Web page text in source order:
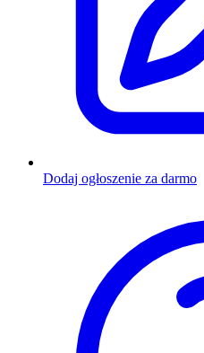
Dodaj ogłoszenie za darmo